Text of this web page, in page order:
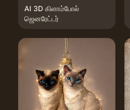
AI 3D கிளாம்போல்
ஜெனரேட்டர்